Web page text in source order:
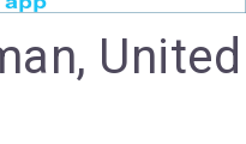
United